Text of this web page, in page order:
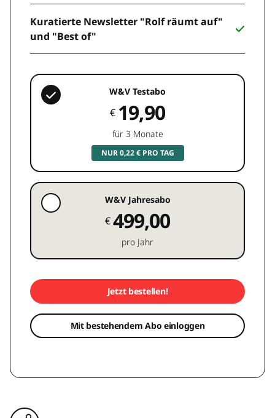
Kuratierte Newsletter "Rolf räumt auf"
und "Best of"
W&V Testabo
€ 19,90
für 3 Monate
NUR 0,22 € PRO TAG
W&V Jahresabo
€499,00
pro Jahr
Jetzt bestellen!
Mit bestehendem Abo einloggen